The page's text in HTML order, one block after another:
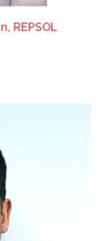
REPSOL